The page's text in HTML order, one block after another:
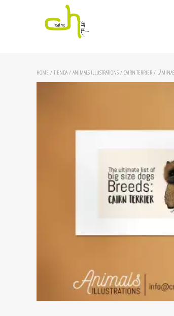
HOME / TIENDA/ ANIMALS ILLUSTRATIONS / CAIRN TERRIER /